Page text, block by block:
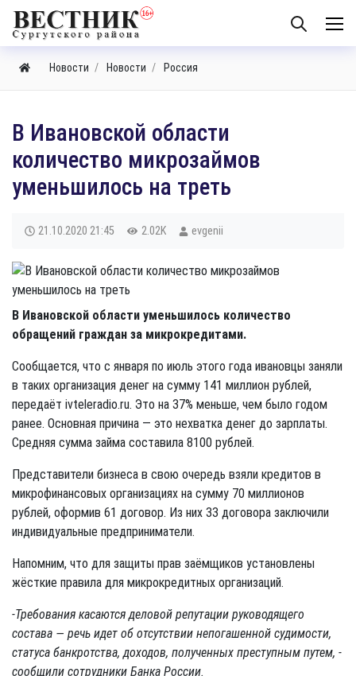
Новости Новости Россия
В Ивановской области
количество микрозаймов
уменьшилось на треть
21.10.2020 21:45 2.02K evgenii
В Ивановской области уменьшилось количество
обращений граждан за микрокредитами.
Сообщается, что с января по июль этого года ивановцы заняли
в таких организация денег на сумму 141 миллион рублей,
передаёт ivteleradio.ru. Это на 37% меньше, чем было годом
ранее. Основная причина — это нехватка денег до зарплаты.
Средняя сумма займа составила 8100 рублей.
Представители бизнеса в свою очередь взяли кредитов в
микрофинансовых организациях на сумму 70 миллионов
рублей, оформив 61 договор. Из них 33 договора заключили
индивидуальные предприниматели.
Напомним, что для защиты прав заёмщиков установлены
жёсткие правила для микрокредитных организаций.
-Требования касаются деловой репутации руководящего
состава — речь идет об отсутствии непогашенной судимости,
статуса банкротства, доходов, полученных преступным путем, -
сообщили сотрудники Банка России.